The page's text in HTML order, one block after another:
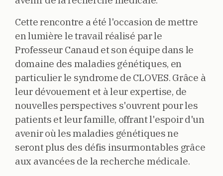
Cette rencontre a été l'occasion de mettre
en lumière le travail réalisé par le
Professeur Canaud et son équipe dans le
domaine des maladies génétiques, en
particulier le syndrome de CLOVES. Grâce à
leur dévouement et à leur expertise, de
nouvelles perspectives s'ouvrent pour les
patients et leur famille, offrant l'espoir d'un
avenir où les maladies génétiques ne
seront plus des défis insurmontables grâce
aux avancées de la recherche médicale.